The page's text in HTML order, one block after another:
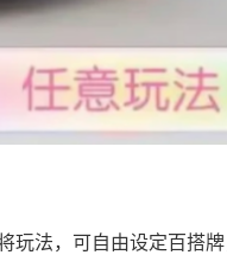
玩法，可自由设定百搭